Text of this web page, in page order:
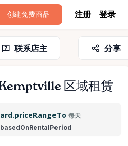
创建免费商品 注册 登录
联系店主 分享
区域租赁
每天